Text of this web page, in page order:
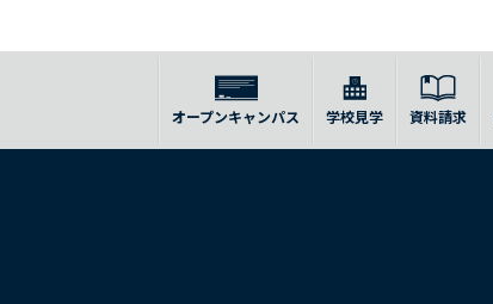
オープンキャンパス 学校見学 資料請求